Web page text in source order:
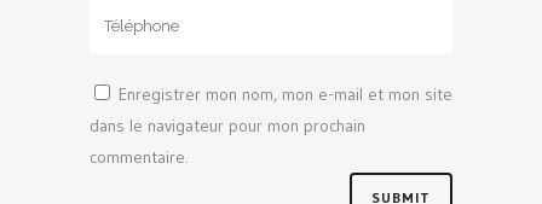
Enregistrer mon nom, mon e-mail et mon site
dans le navigateur pour mon prochain
commentaire.